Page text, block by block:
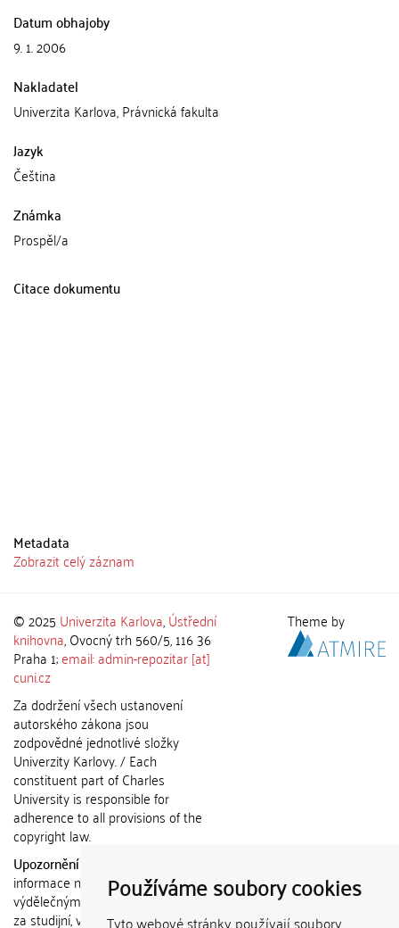
Používáme soubory cookies
Tyto webové stránky používají soubory
Datum obhajoby
9. 1. 2006
Nakladatel
Univerzita Karlova, Právnická fakulta
Jazyk
Čeština
Známka
Prospěl/a
Citace dokumentu
Metadata
Zobrazit celý záznam
© 2025 Univerzita Karlova,Ústřední
knihovna, Ovocný trh 560/5, 116 36
Praha 1;email: admin-repozitar [at]
cuni.cz
Za dodržení všech ustanovení
autorského zákona jsou
zodpovědné jednotlivé složky
Univerzity Karlovy. / Each
constituent part of Charles
University is responsible for
adherence to all provisions of the
copyright law.
Upozornění / Notice:
informace nemohou být použity k
výdělečným účelům nebo vydávány
za studijní, vědeckou nebo jinou
Theme by